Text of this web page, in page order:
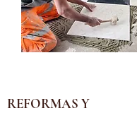
REFORMAS Y